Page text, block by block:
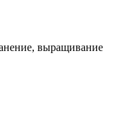
выращивание